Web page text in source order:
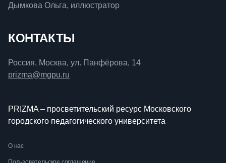
Дымкова Ольга, иллюстратор
КОНТАКТЫ
Россия, Москва, ул. Панфёрова, 14
prizma@mgpu.ru
PRIZMA – просветительский ресурс Московского
городского педагогического университета
О нас